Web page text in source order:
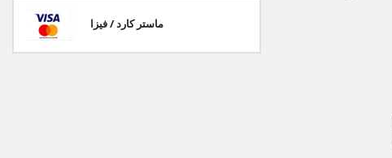
ماستر كارد / فيزا